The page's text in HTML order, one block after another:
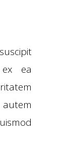
ea